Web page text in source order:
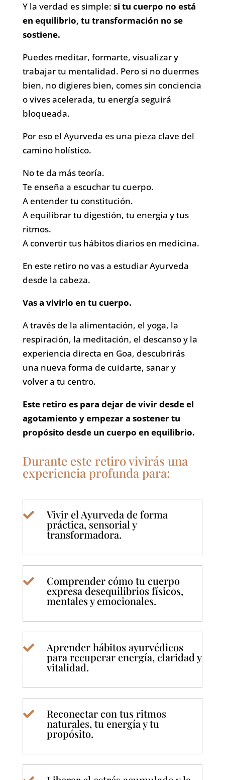
Y la verdad es simple: si tu cuerpo no está
en equilibrio, tu transformación no se
sostiene.
Puedes meditar, formarte, visualizar y
trabajar tu mentalidad. Pero si no duermes
bien, no digieres bien, comes sin conciencia
o vives acelerada, tu energía seguirá
bloqueada.
Por eso el Ayurveda es una pieza clave del
camino holístico.
No te da más teoría.
Te enseña a escuchar tu cuerpo.
A entender tu constitución.
A equilibrar tu digestión, tu energía y tus
ritmos.
A convertir tus hábitos diarios en medicina.
En este retiro no vas a estudiar Ayurveda
desde la cabeza.
Vas a vivirlo en tu cuerpo.
A través de la alimentación, el yoga, la
respiración, la meditación, el descanso y la
experiencia directa en Goa, descubrirás
una nueva forma de cuidarte, sanar y
volver a tu centro.
Este retiro es para dejar de vivir desde el
agotamiento y empezar a sostener tu
propósito desde un cuerpo en equilibrio.
Durante este retiro vivirás una
experiencia profunda para:
 Vivir el Ayurveda de forma
práctica, sensorial y
transformadora.
 Comprender cómo tu cuerpo
expresa desequilibrios físicos,
mentales y emocionales.
 Aprender hábitos ayurvédicos
para recuperar energía, claridad y
vitalidad.
 Reconectar con tus ritmos
naturales, tu energía y tu
propósito.